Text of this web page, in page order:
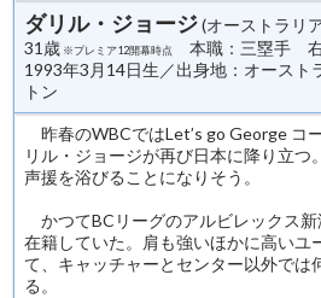
ダリル・ジョージ(オーストラリ
31歳 ※プレミア12開幕時点
本職：三塁手
1993年3月14日生／出身地：オースト
トン
昨春のWBCではLet’s go George コ
リル・ジョージが再び日本に降り立
声援を浴びることになりそう。
かつてBCリーグのアルビレックス
在籍していた。肩も強いほかに高いユ
て、キャッチャーとセンター以外では
る。